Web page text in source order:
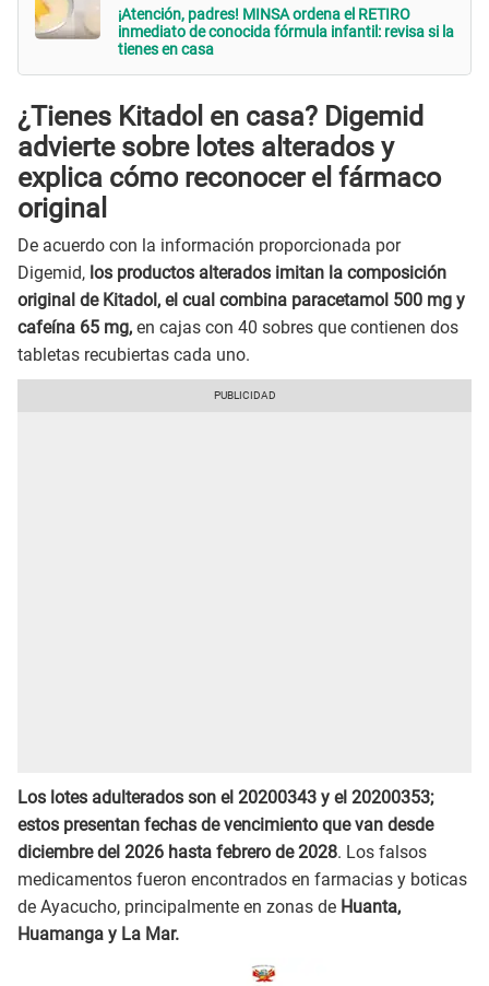
¡Atención, padres! MINSA ordena el RETIRO
inmediato de conocida fórmula infantil: revisa si la
tienes en casa
¿Tienes Kitadol en casa? Digemid
advierte sobre lotes alterados y
explica cómo reconocer el fármaco
original
De acuerdo con la información proporcionada por
Digemid, los productos alterados imitan la composición
original de Kitadol, el cual combina paracetamol 500 mg y
cafeína 65 mg, en cajas con 40 sobres que contienen dos
tabletas recubiertas cada uno.
Los lotes adulterados son el 20200343 y el 20200353;
estos presentan fechas de vencimiento que van desde
diciembre del 2026 hasta febrero de 2028. Los falsos
medicamentos fueron encontrados en farmacias y boticas
de Ayacucho, principalmente en zonas de Huanta,
Huamanga y La Mar.